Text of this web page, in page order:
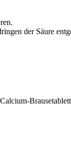
der Säure